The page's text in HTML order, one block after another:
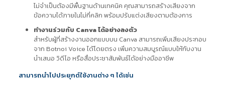
ไม่จำเป็นต้องมีพื้นฐานด้านเทคนิค คุณสามารถสร้างเสียงจาก
ข้อความได้ภายในไม่กี่คลิก พร้อมปรับแต่งเสียงตามต้องการ
ทำงานร่วมกับ Canva ได้อย่างลงตัว
สำหรับผู้ที่สร้างงานออกแบบบน Canva สามารถเพิ่มเสียงประกอบ
จาก Botnoi Voice ได้โดยตรง เพิ่มความสมบูรณ์แบบให้กับงาน
นำเสนอ วิดีโอ หรือสื่อประชาสัมพันธ์ได้อย่างมืออาชีพ
สามารถนำไปประยุกต์ใช้งานต่าง ๆ ได้เช่น